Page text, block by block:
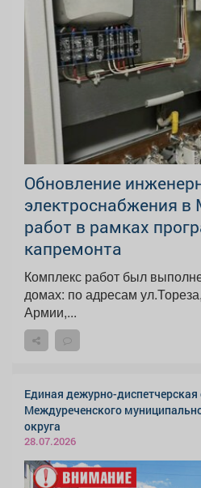
Обновление
электроснабжения в
работ в рамках
капремонта
Комплекс работ был
домах: по адресам
Армии,...
Единая дежурно-диспетчерская
Междуреченского
округа
28.07.2026